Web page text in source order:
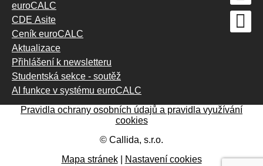
euroCALC
CDE Asite
Ceník euroCALC
Aktualizace
Přihlášení k newsletteru
Studentská sekce - soutěž
AI funkce v systému euroCALC
Pravidla ochrany osobních údajů a pravidla využívání
cookies
© Callida, s.r.o.
Mapa stránek| Nastavení cookies